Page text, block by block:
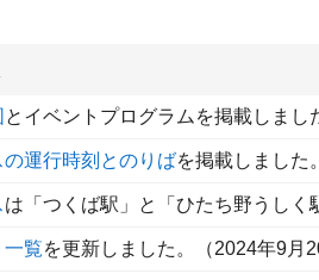
とイベントプログラムを掲載しまし
の運行時刻とのりばを掲載しました
は「つくば駅」と「ひたち野うしく
一覧を更新しました。（2024年9月